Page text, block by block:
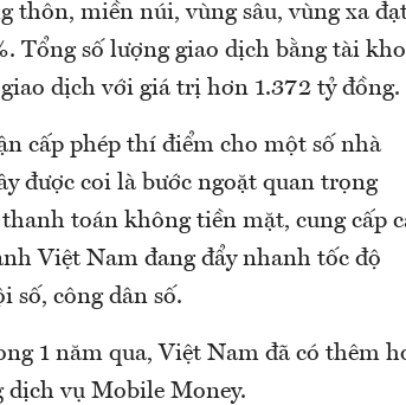
thôn, miền núi, vùng sâu, vùng xa
Tổng số lượng giao dịch bằng tài
dịch với giá trị hơn 1.372 tỷ đồng.
cấp phép thí điểm cho một số nhà
được coi là bước ngoặt quan trọng
toán không tiền mặt, cung cấp
Việt Nam đang đẩy nhanh tốc độ
số, công dân số.
1 năm qua, Việt Nam đã có thêm
dịch vụ Mobile Money.